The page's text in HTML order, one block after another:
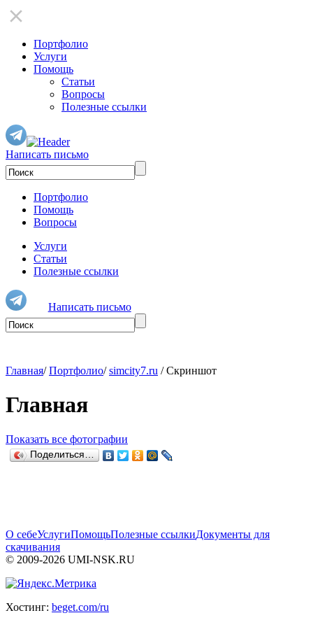
Портфолио
Услуги
Помощь
Статьи
Вопросы
Полезные ссылки
Написать письмо
Портфолио
Помощь
Вопросы
Услуги
Статьи
Полезные ссылки
Написать письмо
Главная/Портфолио/simcity7.ru / Скриншот
Главная
Показать все фотографии
Поделиться…
О себеУслугиПомощьПолезные ссылкиДокументы для
скачивания
© 2009-2026 UMI-NSK.RU
Хостинг: beget.com/ru